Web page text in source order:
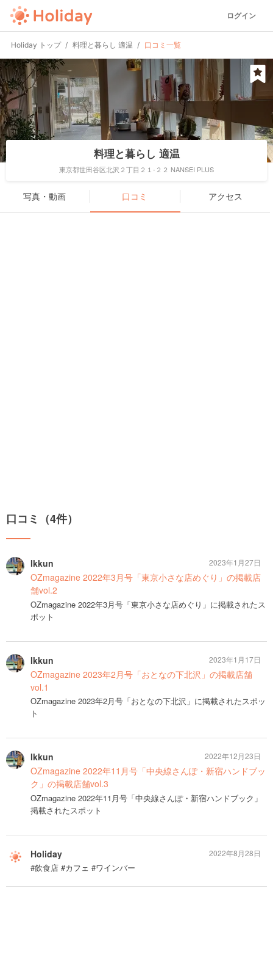
ログイン
Holiday トップ 料理と暮らし 適温 口コミ一覧
料理と暮らし 適温
東京都世田谷区北沢２丁目２１-２２ NANSEI PLUS
写真・動画 口コミ アクセス
口コミ（4件）
Ikkun
OZmagazine 2022年3月号「東京小さな店めぐり」の掲載店
舗vol.2
OZmagazine 2022年3月号「東京小さな店めぐり」に掲載されたス
ポット
2023年1月27日
Ikkun
OZmagazine 2023年2月号「おとなの下北沢」の掲載店舗
vol.1
OZmagazine 2023年2月号「おとなの下北沢」に掲載されたスポッ
ト
2023年1月17日
Ikkun
OZmagazine 2022年11月号「中央線さんぽ・新宿ハンドブッ
ク」の掲載店舗vol.3
OZmagazine 2022年11月号「中央線さんぽ・新宿ハンドブック」
掲載されたスポット
2022年12月23日
Holiday
#飲食店 #カフェ #ワインバー
2022年8月28日